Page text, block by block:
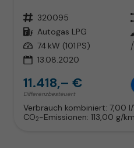
Fahrzeugnr. 320095
Kraftstoff Autogas LPG
Leistung 74 kW (101 PS)
13.08.2020
11.418,– €
Differenzbesteuert
Verbrauch kombiniert: 7,00
CO2-Emissionen: 113,00 g/km